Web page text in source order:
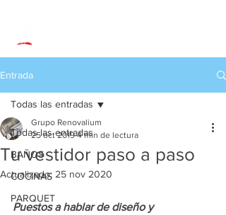
Entrada
Todas las entradas
BAÑOS
COCINAS
PARQUET
Todas las entradas
Tu vestidor paso a paso
Grupo Renovalium
25 oct 2019 4 min de lectura
Actualizado: 25 nov 2020
Puestos a hablar de diseño y